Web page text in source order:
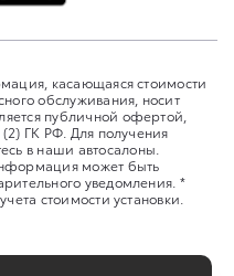
касающаяся стоимости
обслуживания, носит
публичной офертой,
ГК РФ. Для получения
в наши автосалоны.
может быть
уведомления. *
стоимости установки.